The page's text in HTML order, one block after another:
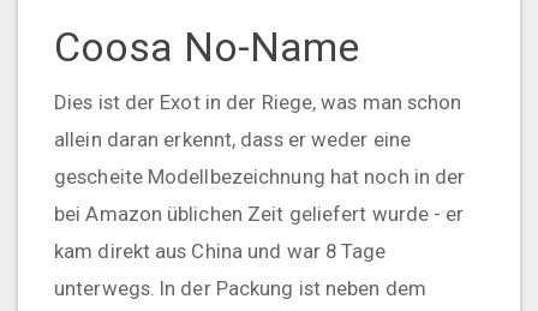
Coosa No-Name
Dies ist der Exot in der Riege, was man schon
allein daran erkennt, dass er weder eine
gescheite Modellbezeichnung hat noch in der
bei Amazon üblichen Zeit geliefert wurde - er
kam direkt aus China und war 8 Tage
unterwegs. In der Packung ist neben dem